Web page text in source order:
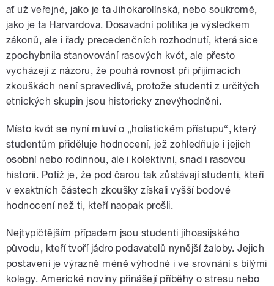
ať už veřejné, jako je ta Jihokarolínská, nebo soukromé,
jako je ta Harvardova. Dosavadní politika je výsledkem
zákonů, ale i řady precedenčních rozhodnutí, která sice
zpochybnila stanovování rasových kvót, ale přesto
vycházejí z názoru, že pouhá rovnost při přijímacích
zkouškách není spravedlivá, protože studenti z určitých
etnických skupin jsou historicky znevýhodněni.
Místo kvót se nyní mluví o „holistickém přístupu“, který
studentům přiděluje hodnocení, jež zohledňuje i jejich
osobní nebo rodinnou, ale i kolektivní, snad i rasovou
historii. Potíž je, že pod čarou tak zůstávají studenti, kteří
v exaktních částech zkoušky získali vyšší bodové
hodnocení než ti, kteří naopak prošli.
Nejtypičtějším případem jsou studenti jihoasijského
původu, kteří tvoří jádro podavatelů nynější žaloby. Jejich
postavení je výrazně méně výhodné i ve srovnání s bílými
kolegy. Americké noviny přinášejí příběhy o stresu nebo